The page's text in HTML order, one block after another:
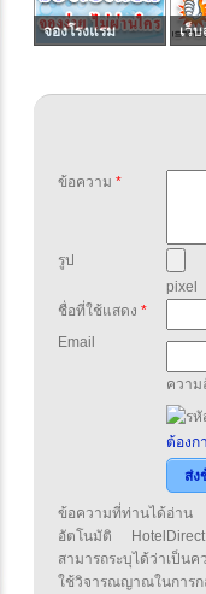
จองโรงแรม เว็บ
ข้อความ *
รูป
pixel
ชื่อที่ใช้แสดง *
Email
ความ
ต้องก
ส่ง
ข้อความที่ท่านได้อ่าน
อัตโนมัติ
สามารถระบุได้ว่าเป็น
ใช้วิจารณญาณในกา